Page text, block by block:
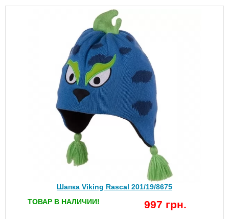
Шапка Viking Rascal 201/19/8675
ТОВАР В НАЛИЧИИ!
997 грн.